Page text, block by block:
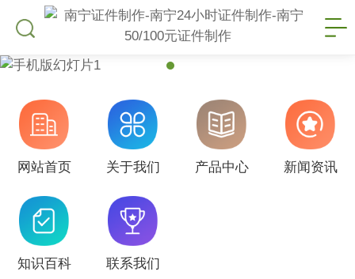
网站首页 关于我们 产品中心 新闻资讯
知识百科 联系我们